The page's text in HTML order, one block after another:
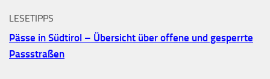
LESETIPPS
Pässe in Südtirol – Übersicht über offene und gesperrte
Passstraßen